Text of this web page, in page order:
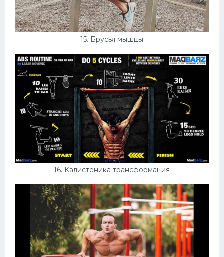
15. Брусья мышцы
16. Калистеника трансформация